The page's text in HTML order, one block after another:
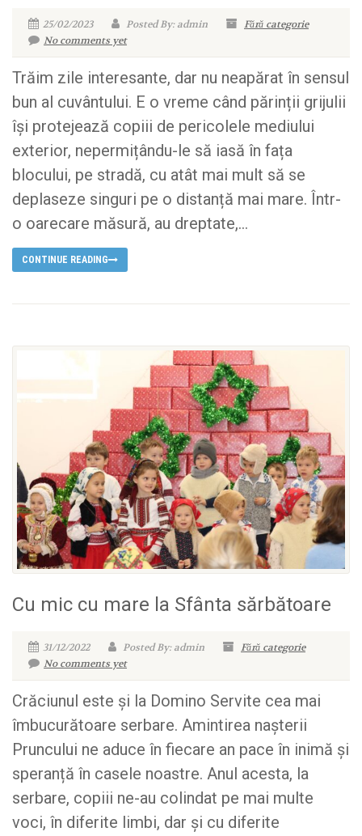
25/02/2023 Posted By: admin
Fără categorie
No comments yet
Trăim zile interesante, dar nu neapărat în sensul
bun al cuvântului. E o vreme când părinții grijulii
își protejează copiii de pericolele mediului
exterior, nepermițându-le să iasă în fața
blocului, pe stradă, cu atât mai mult să se
deplaseze singuri pe o distanță mai mare. Într-
o oarecare măsură, au dreptate,...
CONTINUE READING
Cu mic cu mare la Sfânta sărbătoare
31/12/2022 Posted By: admin
Fără categorie
No comments yet
Crăciunul este și la Domino Servite cea mai
îmbucurătoare serbare. Amintirea nașterii
Pruncului ne aduce în fiecare an pace în inimă și
speranță în casele noastre. Anul acesta, la
serbare, copiii ne-au colindat pe mai multe
voci, în diferite limbi, dar și cu diferite